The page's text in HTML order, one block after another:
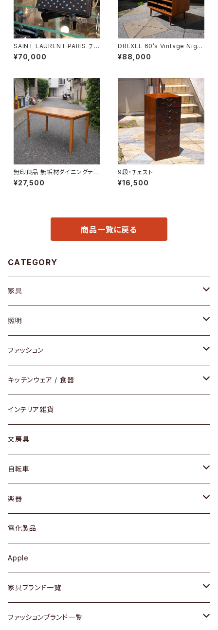
SAINT LAURENT PARIS チェ
ーンショルダーウォレット
¥70,000
DREXEL 60’s Vintage Night
table
¥88,000
無印良品 無垢材ダイニングテー
ブル
¥27,500
9段・チェスト
¥16,500
商品一覧に戻る
CATEGORY
家具
ソファ / ベンチ
チェア / スツール
ダイニングセット / ダイニングテーブル
ローテーブル / サイドテーブル
デスク / コンソール
ドレッサー
シェルフ
キュリオケース / 飾り棚
カップボード / 食器棚
チェスト
その他家具
照明
ペンダントライト
テーブルランプ / デスクスタンド
フロアライト
ファッション
アクセサリー
リング
ピアス / イヤリング
財布
バッグ
アウター
トップス
ワンピース
ボトムス
靴
スカーフ
キッチンウェア / 食器
グラス / タンブラー
カップ / マグ
プレート / ボウル
カトラリー
ケトル / ティーポット
鍋 / フライパン
Vintage / ヴィンテージ
銀製品
インテリア雑貨
文房具
自転車
dahon
楽器
ギター
ベース
その他楽器
電化製品
Apple
家具ブランド一覧
ACME Furniture / アクメ ファニチャー
ファッションブランド一覧